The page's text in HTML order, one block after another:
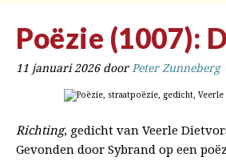
Poëzie (1007):
11 januari 2026door Peter Zunneberg
Richting, gedicht van Veerle
Gevonden door Sybrand op een